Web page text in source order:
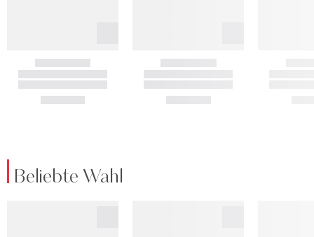
Beliebte Wahl